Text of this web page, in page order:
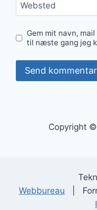
Websted
Gem mit navn,
til næste gang jeg
Copyright
Webbureau |